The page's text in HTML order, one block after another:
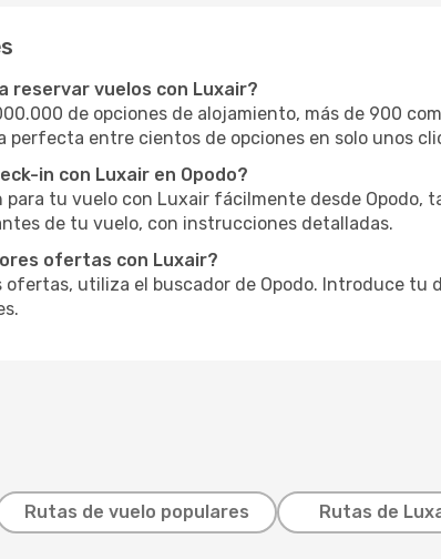
reservar vuelos con Luxair?
de opciones de alojamiento, más de 900
entre cientos de opciones en solo unos
in con Luxair en Opodo?
para tu vuelo con Luxair fácilmente desde Opodo,
de tu vuelo, con instrucciones detalladas.
ofertas con Luxair?
ofertas, utiliza el buscador de Opodo. Introduce
Rutas de vuelo populares Rutas de